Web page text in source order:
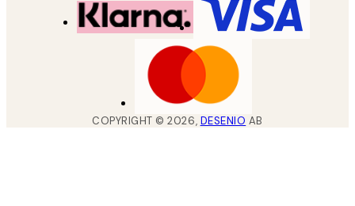
COPYRIGHT ©2026, DESENIO AB